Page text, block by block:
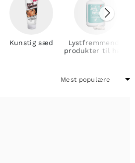
Kunstig sæd
Lystfremmende
produkter til ham